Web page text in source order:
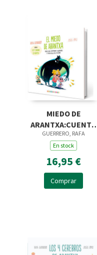
MIEDO DE
ARANTXA:CUENTO
PARA COMPRENDER Y
ACOMPAÑAR
GUERRERO, RAFA
En stock
16,95 €
Comprar